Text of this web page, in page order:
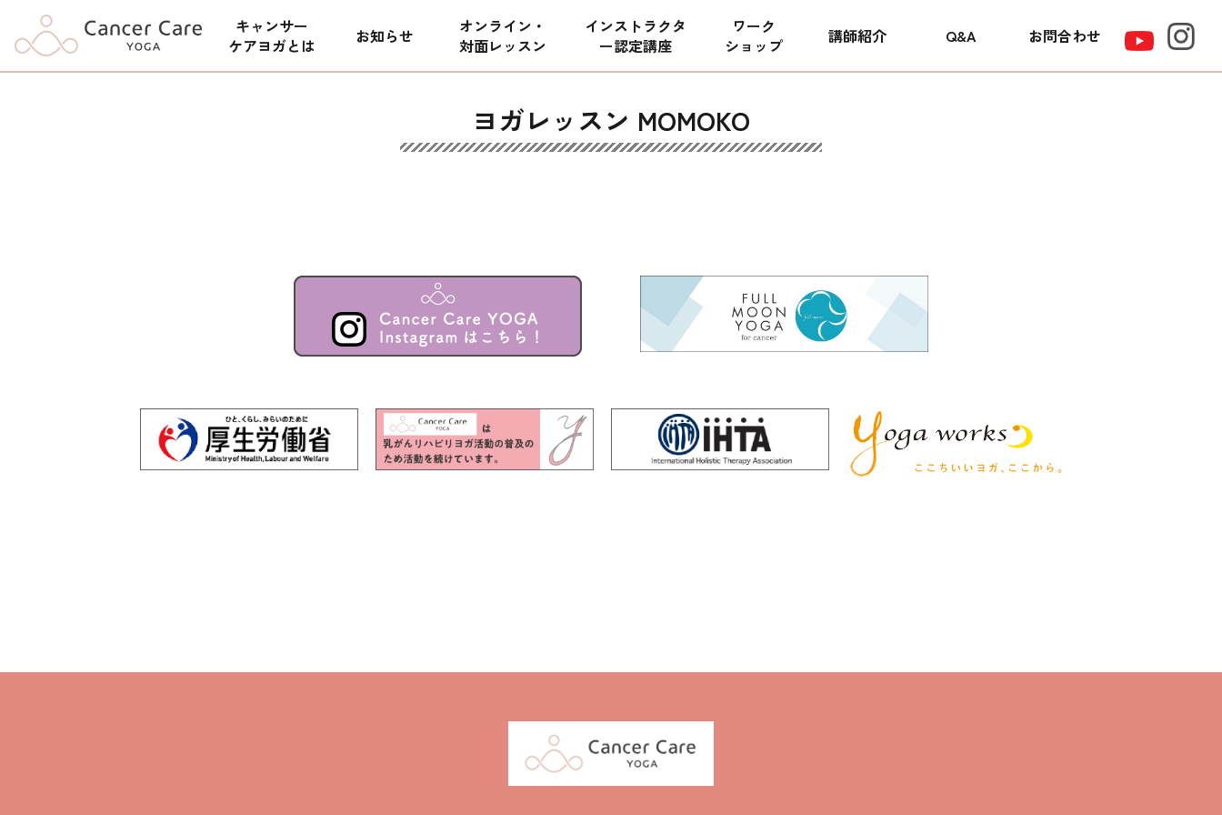
キャンサー
ケアヨガとは
お知らせ
オンライン・
対面レッスン
インストラクタ
ー認定講座
ワーク
ショップ
講師紹介 Q&A お問合わせ
ヨガレッスン MOMOKO